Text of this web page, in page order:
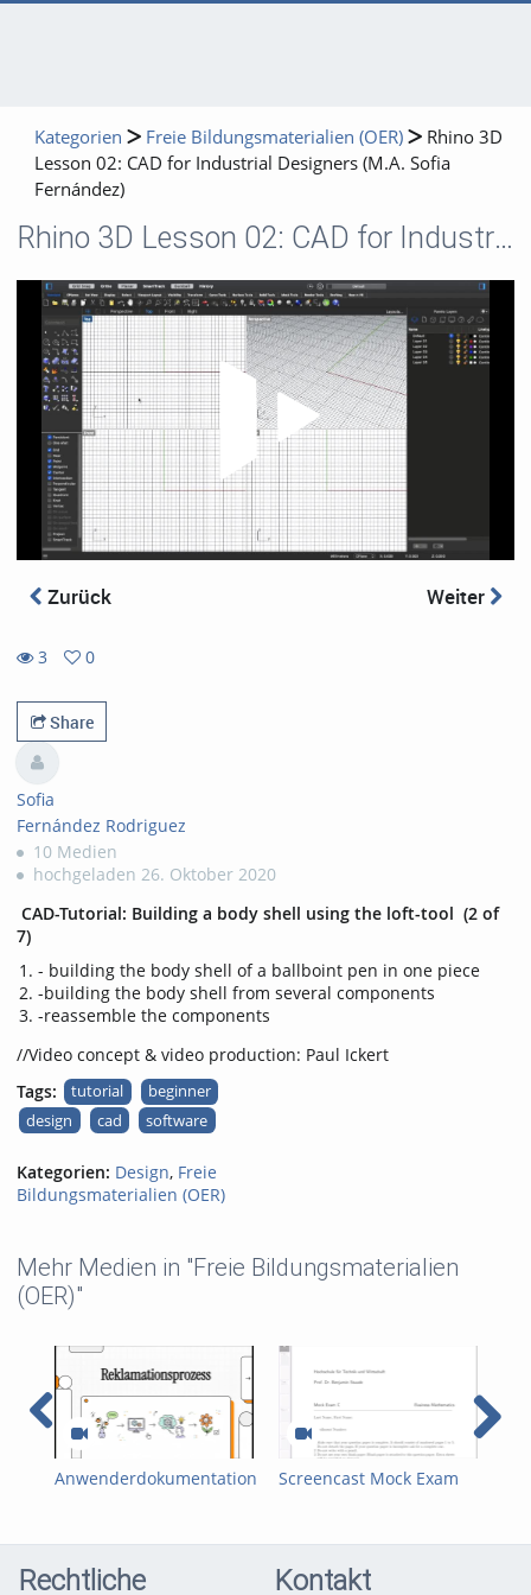
Kategorien Freie Bildungsmaterialien (OER)
Rhino 3D
Lesson 02: CAD for Industrial Designers (M.A. Sofia
Fernández)
Rhino 3D Lesson 02: CAD for Industrial Designers (M.A. Sofia Fernández)
Zurück Weiter
3
views
0
favorites
Share
Sofia
Fernández Rodriguez
10 Medien
hochgeladen 26. Oktober 2020
CAD-Tutorial: Building a body shell using the loft-tool (2 of
7)
- building the body shell of a ballboint pen in one piece
-building the body shell from several components
-reassemble the components
//Video concept & video production: Paul Ickert
Tags:
tutorial
beginner
design
cad software
Kategorien: Design, Freie
Bildungsmaterialien (OER)
Mehr Medien in "Freie Bildungsmaterialien
(OER)"
Anwenderdokumentation
Screencast Mock Exam
Rechtliche Kontakt